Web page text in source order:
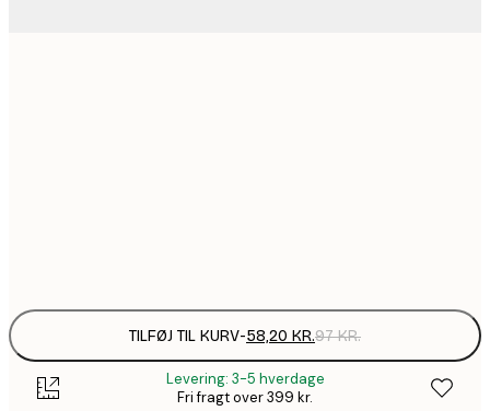
TILFØJ TIL KURV-58,20 KR.97 KR.
Levering: 3-5 hverdage
Fri fragt over 399 kr.